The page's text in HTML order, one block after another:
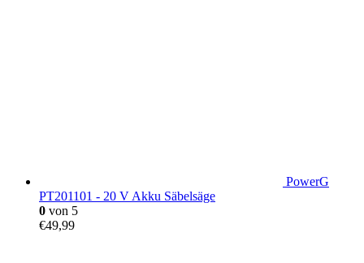
PowerG
PT201101 - 20 V Akku Säbelsäge
0 von 5
€49,99